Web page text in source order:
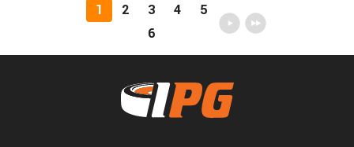
1 2 3 4
5
6